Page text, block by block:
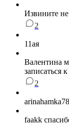
Извините не
2
11ая
Валентина
записаться
2
faakk